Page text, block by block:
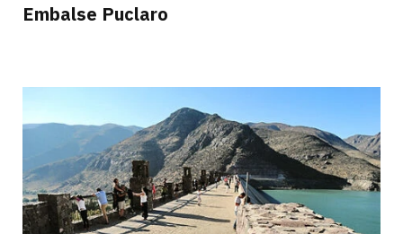
Embalse Puclaro